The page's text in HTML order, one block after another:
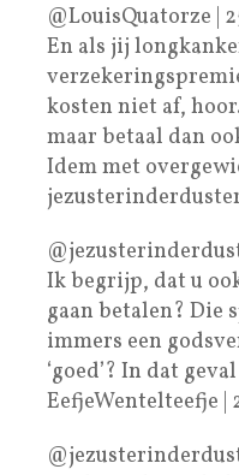
@LouisQuatorze |
En als jij
kosten niet af,
maar betaal dan
Idem met
Ik begrijp, dat u
gaan betalen? Die
immers een
‘goed’? In dat
EefjeWentelteefje |